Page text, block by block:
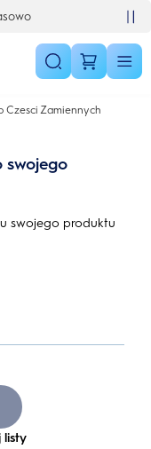
Czesci Zamiennych
swojego
swojego produktu
listy